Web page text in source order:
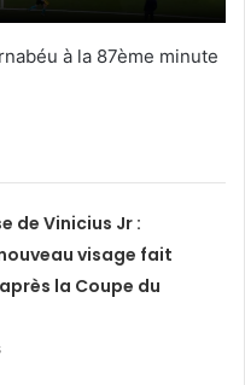
à la 87ème minute
de Vinicius Jr :
visage fait
la Coupe du